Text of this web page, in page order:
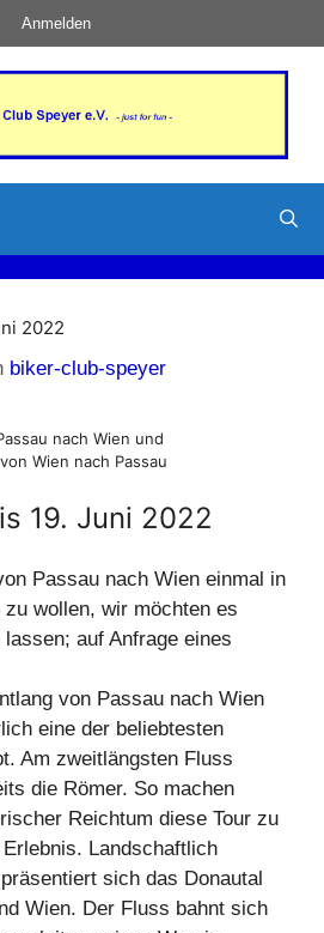
Anmelden
2022
biker-club-speyer
nach Wien und
Wien nach Passau
19. Juni 2022
Passau nach Wien einmal in
wollen, wir möchten es
auf Anfrage eines
von Passau nach Wien
eine der beliebtesten
Am zweitlängsten Fluss
die Römer. So machen
Reichtum diese Tour zu
Landschaftlich
sich das Donautal
Wien. Der Fluss bahnt sich